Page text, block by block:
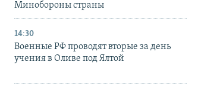
Минобороны страны
14:30
Военные РФ проводят вторые за день
учения в Оливе под Ялтой